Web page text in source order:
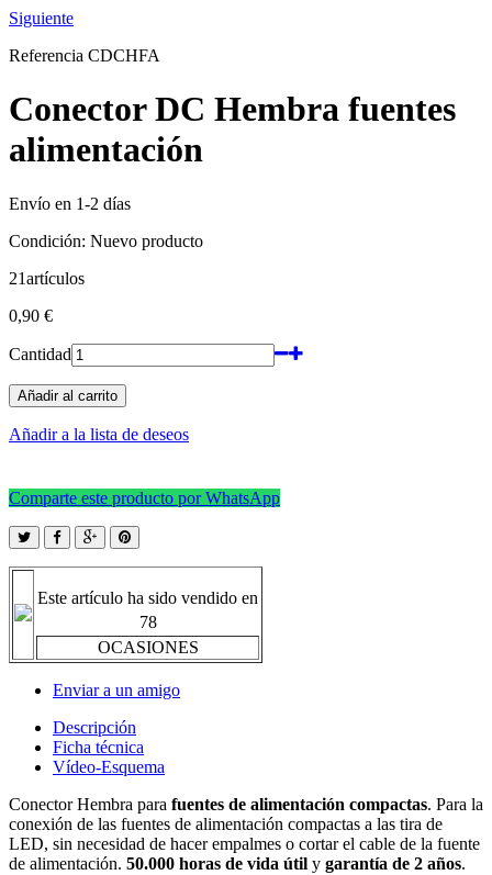
Siguiente
Referencia CDCHFA
Conector DC Hembra fuentes
alimentación
Envío en 1-2 días
Condición: Nuevo producto
21artículos
0,90 €
Cantidad
Añadir al carrito
Añadir a la lista de deseos
Comparte este producto por WhatsApp
Este artículo ha sido vendido en
78
OCASIONES
Enviar a un amigo
Descripción
Ficha técnica
Vídeo-Esquema
Conector Hembra para fuentes de alimentación compactas. Para la
conexión de las fuentes de alimentación compactas a las tira de
LED, sin necesidad de hacer empalmes o cortar el cable de la fuente
de alimentación. 50.000 horas de vida útil y garantía de 2 años.